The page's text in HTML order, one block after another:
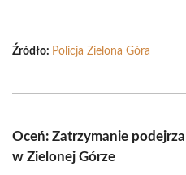
Źródło: Policja Zielona Góra
Oceń: Zatrzymanie
w Zielonej Górze